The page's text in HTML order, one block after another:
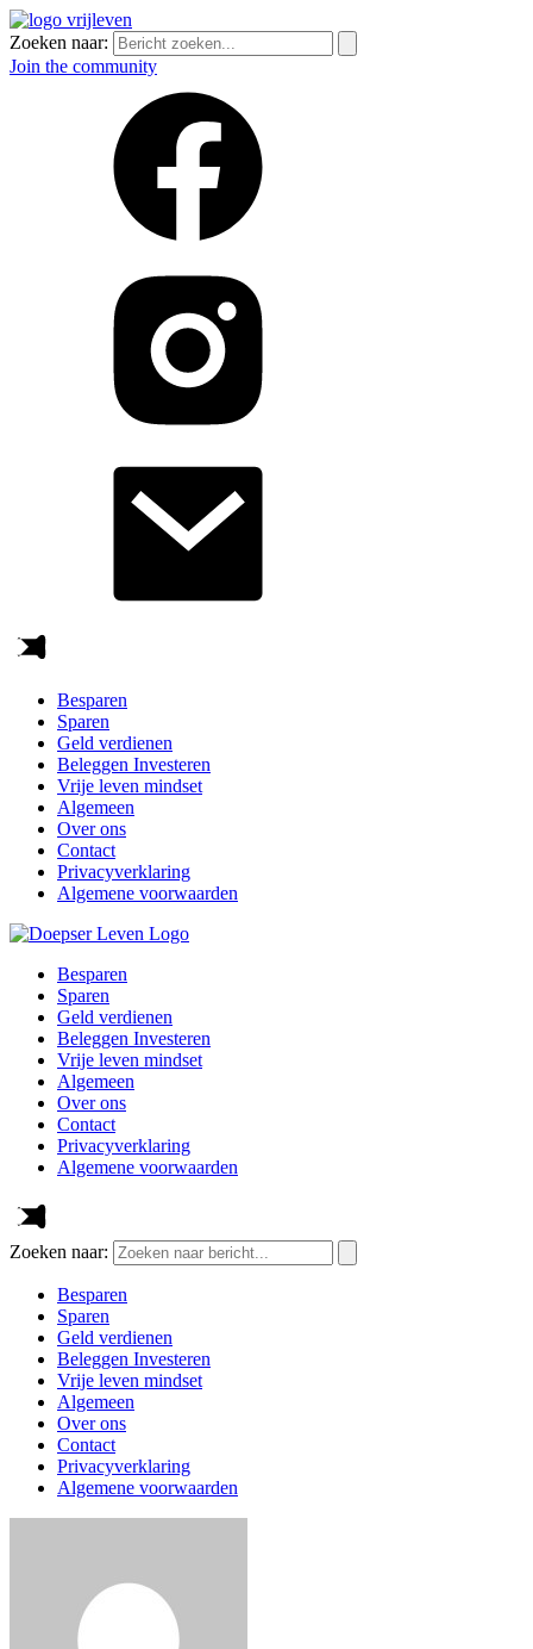
Zoeken naar:
Join the community
Besparen
Sparen
Geld verdienen
Beleggen Investeren
Vrije leven mindset
Algemeen
Over ons
Contact
Privacyverklaring
Algemene voorwaarden
Besparen
Sparen
Geld verdienen
Beleggen Investeren
Vrije leven mindset
Algemeen
Over ons
Contact
Privacyverklaring
Algemene voorwaarden
Zoeken naar:
Besparen
Sparen
Geld verdienen
Beleggen Investeren
Vrije leven mindset
Algemeen
Over ons
Contact
Privacyverklaring
Algemene voorwaarden